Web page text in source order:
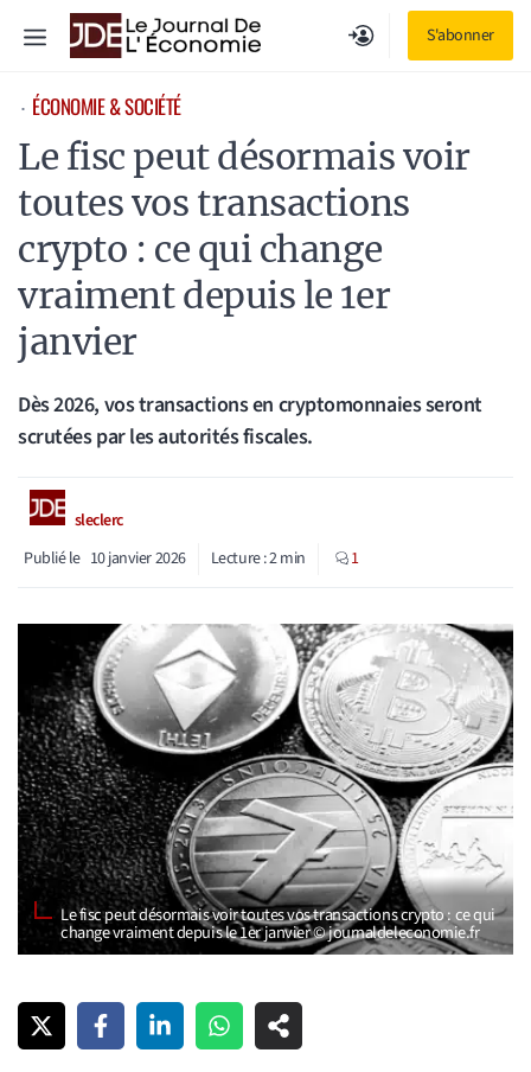
S'abonner
Menu
⋅ ÉCONOMIE & SOCIÉTÉ
Le fisc peut désormais voir
toutes vos transactions
crypto : ce qui change
vraiment depuis le 1er
janvier
Dès 2026, vos transactions en cryptomonnaies seront
scrutées par les autorités fiscales.
sleclerc
Publié le 10 janvier 2026 Lecture :2min 1
Le fisc peut désormais voir toutes vos transactions crypto : ce qui
change vraiment depuis le 1er janvier © journaldeleconomie.fr